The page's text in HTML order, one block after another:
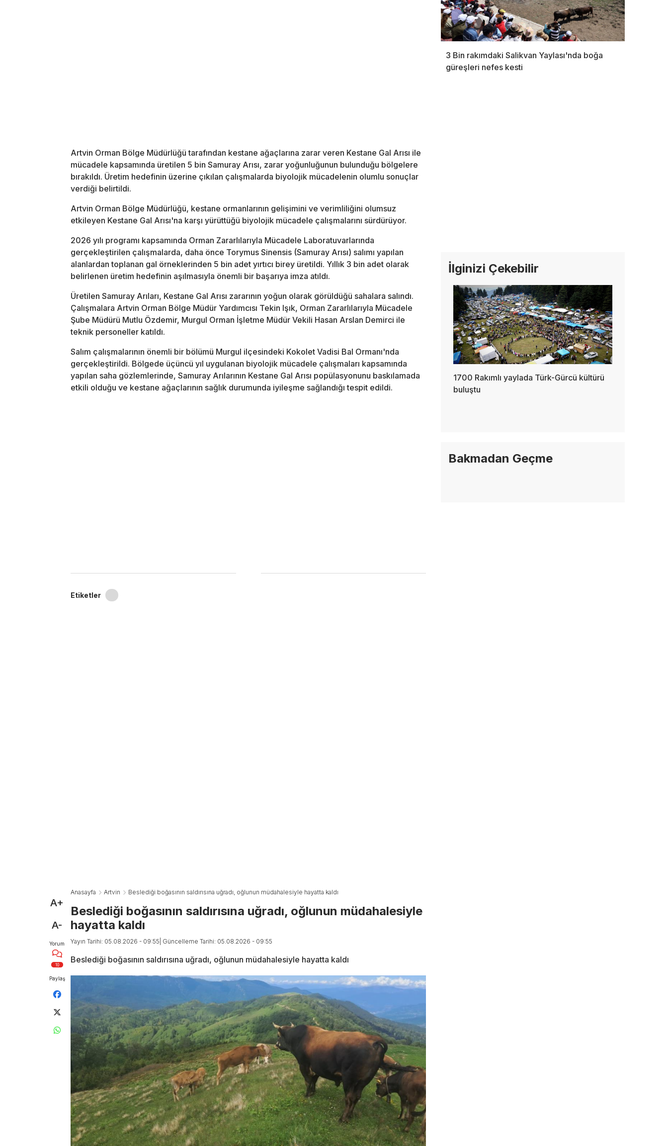
Artvin Orman Bölge Müdürlüğü tarafından kestane ağaçlarına zarar veren Kestane Gal Arısı ile
mücadele kapsamında üretilen 5 bin Samuray Arısı, zarar yoğunluğunun bulunduğu bölgelere
bırakıldı. Üretim hedefinin üzerine çıkılan çalışmalarda biyolojik mücadelenin olumlu sonuçlar
verdiği belirtildi.
Artvin Orman Bölge Müdürlüğü, kestane ormanlarının gelişimini ve verimliliğini olumsuz
etkileyen Kestane Gal Arısı'na karşı yürüttüğü biyolojik mücadele çalışmalarını sürdürüyor.
2026 yılı programı kapsamında Orman Zararlılarıyla Mücadele Laboratuvarlarında
gerçekleştirilen çalışmalarda, daha önce Torymus Sinensis (Samuray Arısı) salımı yapılan
alanlardan toplanan gal örneklerinden 5 bin adet yırtıcı birey üretildi. Yıllık 3 bin adet olarak
belirlenen üretim hedefinin aşılmasıyla önemli bir başarıya imza atıldı.
Üretilen Samuray Arıları, Kestane Gal Arısı zararının yoğun olarak görüldüğü sahalara salındı.
Çalışmalara Artvin Orman Bölge Müdür Yardımcısı Tekin Işık, Orman Zararlılarıyla Mücadele
Şube Müdürü Mutlu Özdemir, Murgul Orman İşletme Müdür Vekili Hasan Arslan Demirci ile
teknik personeller katıldı.
Salım çalışmalarının önemli bir bölümü Murgul ilçesindeki Kokolet Vadisi Bal Ormanı'nda
gerçekleştirildi. Bölgede üçüncü yıl uygulanan biyolojik mücadele çalışmaları kapsamında
yapılan saha gözlemlerinde, Samuray Arılarının Kestane Gal Arısı popülasyonunu baskılamada
etkili olduğu ve kestane ağaçlarının sağlık durumunda iyileşme sağlandığı tespit edildi.
Etiketler
A+
A-
Yorum
10
Paylaş
Anasayfa Artvin Beslediği boğasının saldırısına uğradı, oğlunun müdahalesiyle hayatta kaldı
Beslediği boğasının saldırısına uğradı, oğlunun müdahalesiyle
hayatta kaldı
Yayın Tarihi: 05.08.2026 - 09:55 | Güncelleme Tarihi: 05.08.2026 - 09:55
Beslediği boğasının saldırısına uğradı, oğlunun müdahalesiyle hayatta kaldı
3 Bin rakımdaki Salikvan Yaylası'nda boğa
güreşleri nefes kesti
İlginizi Çekebilir
1700 Rakımlı yaylada Türk-Gürcü kültürü
buluştu
Bakmadan Geçme